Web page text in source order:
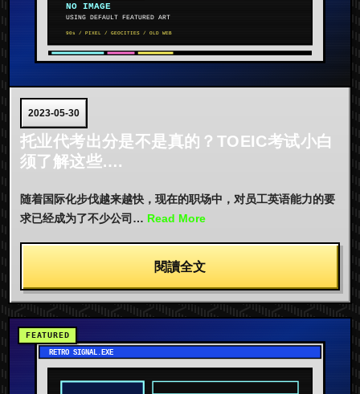
2023-05-30
托业代考出分是不是真的？TOEIC考试小白
须了解这些….
随着国际化步伐越来越快，现在的职场中，对员工英语能力的要
求已经成为了不少公司… Read More
閱讀全文